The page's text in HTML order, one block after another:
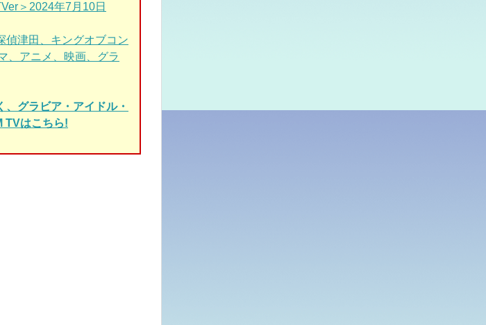
＞2024年7月10日
偵津田、キングオブコン
、アニメ、映画、グラ
グラビア・アイドル・
TVはこちら!